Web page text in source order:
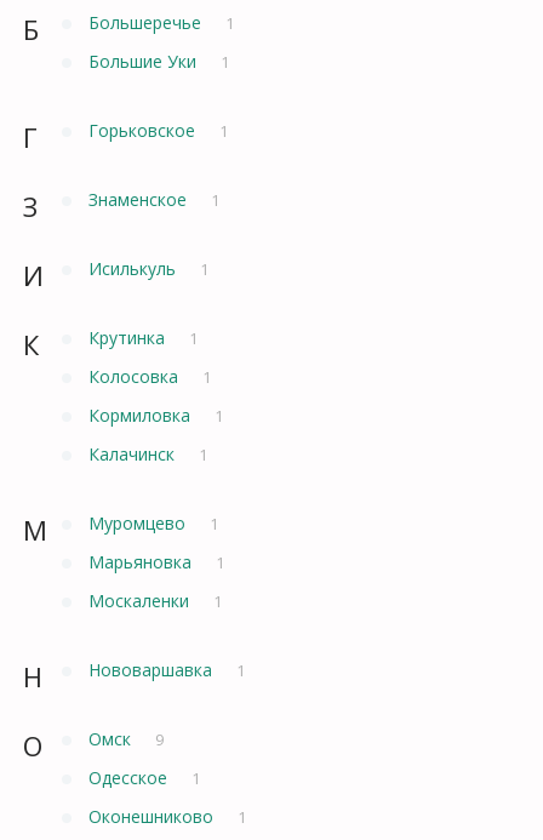
Б Большеречье 1
Большие Уки 1
Г Горьковское 1
З Знаменское 1
И Исилькуль 1
К Крутинка 1
Колосовка 1
Кормиловка 1
Калачинск 1
М Муромцево 1
Марьяновка 1
Москаленки 1
Н Нововаршавка 1
О Омск 9
Одесское 1
Оконешниково 1